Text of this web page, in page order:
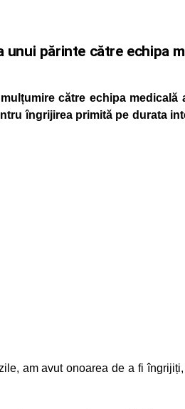
părinte către echipa
către echipa
îngrijirea primită pe durata
am avut onoarea de a fi